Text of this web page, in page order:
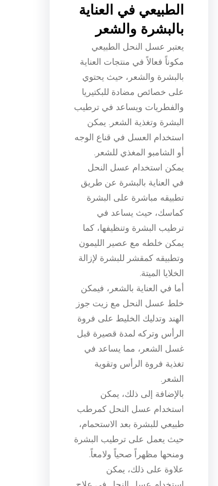
الطبيعي في العناية
بالبشرة والشعر
يعتبر عسل النحل الطبيعي
مكوناً فعالاً في منتجات العناية
بالبشرة والشعر، حيث يحتوي
على خصائص مضادة للبكتيريا
والفطريات ويساعد في ترطيب
البشرة وتغذية الشعر. يمكن
استخدام العسل في قناع الوجه
أو الشامبو المغذي للشعر.
يمكن استخدام عسل النحل
في العناية بالبشرة عن طريق
تطبيقه مباشرة على البشرة
كماسك، حيث يساعد في
ترطيب البشرة وتنظيفها، كما
يمكن خلطه مع عصير الليمون
وتطبيقه كمقشر للبشرة لإزالة
الخلايا الميتة.
أما في العناية بالشعر، فيمكن
خلط عسل النحل مع زيت جوز
الهند وتدليك الخليط على فروة
الرأس وتركه لمدة قصيرة قبل
غسل الشعر، مما يساعد في
تغذية فروة الرأس وتقوية
الشعر.
بالإضافة إلى ذلك، يمكن
استخدام عسل النحل كمرطب
طبيعي للبشرة بعد الاستحمام،
حيث يعمل على ترطيب البشرة
ومنحها مظهراً صحياً ولامعاً.
علاوة على ذلك، يمكن